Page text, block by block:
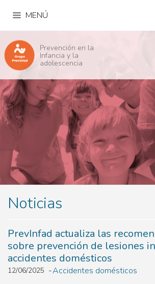
contenido
principal
Prevención en la
Infancia y la
adolescencia
Noticias
PrevInfad actualiza las
sobre prevención de lesiones
accidentes domésticos
12/06/2025 Accidentes domésticos